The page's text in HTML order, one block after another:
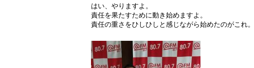
はい、やりますよ。
責任を果たすために動き始めますよ。
責任の重さをひしひしと感じながら始めたのがこれ。